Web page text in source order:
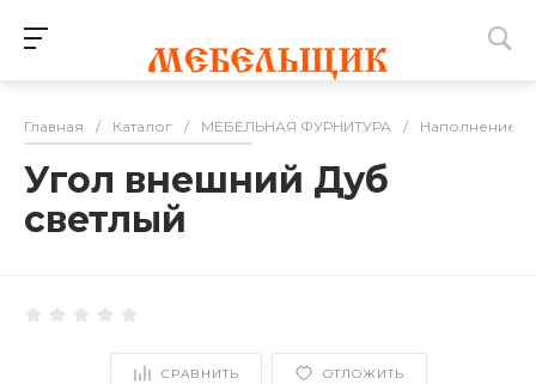
Главная / Каталог / МЕБЕЛЬНАЯ ФУРНИТУРА / Наполнение
Угол внешний Дуб
светлый
СРАВНИТЬ ОТЛОЖИТЬ